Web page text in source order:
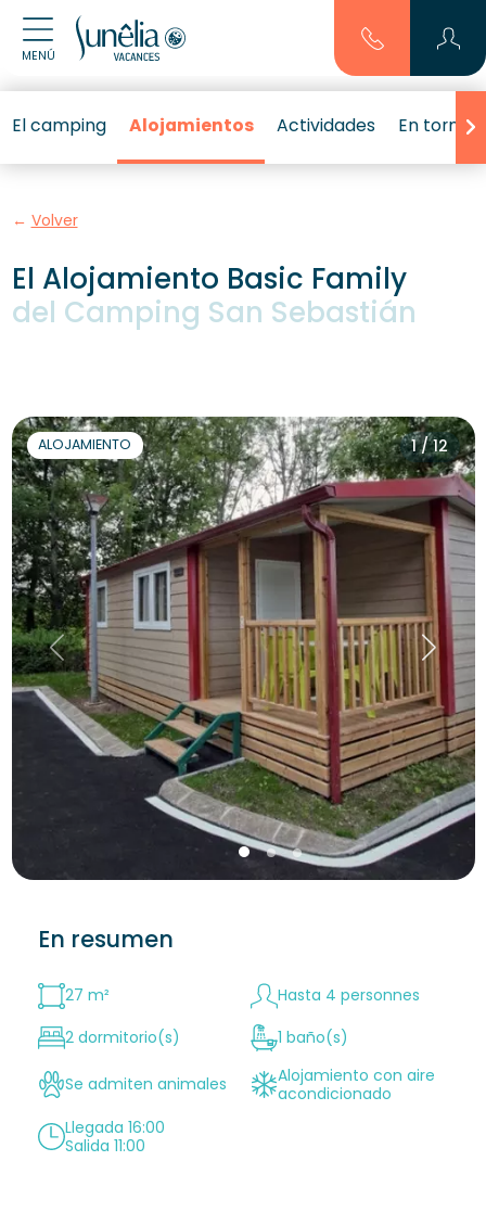
MENÚ
El camping Alojamientos Actividades En torno
Volver
El Alojamiento Basic Family
del Camping San Sebastián
1 / 12
ALOJAMIENTO
En resumen
27 m²
Hasta 4 personnes
2 dormitorio(s)
1 baño(s)
Se admiten animales
Alojamiento con aire
acondicionado
Llegada 16:00
Salida 11:00